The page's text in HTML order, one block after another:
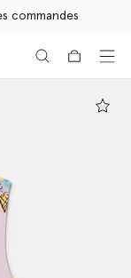
commandes